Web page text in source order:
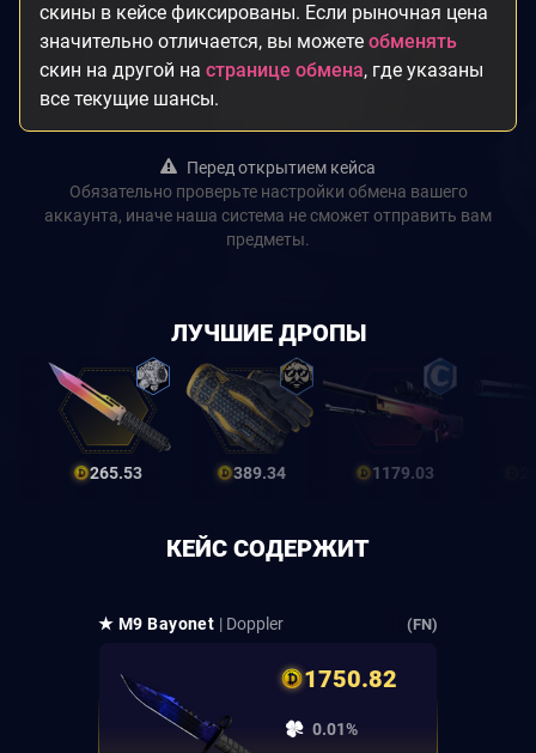
скины в кейсе фиксированы. Если рыночная цена
значительно отличается, вы можете обменять
скин на другой на странице обмена, где указаны
все текущие шансы.
Перед открытием кейса
Обязательно проверьте настройки обмена вашего
аккаунта, иначе наша система не сможет отправить вам
предметы.
ЛУЧШИЕ ДРОПЫ
265.53 389.34 1179.03
КЕЙС СОДЕРЖИТ
★ M9 Bayonet | Doppler (FN)
1750.82
0.01%